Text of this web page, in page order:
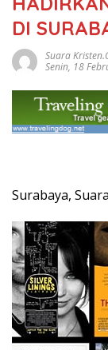
DI
Suara
Senin, 18
Surabaya,